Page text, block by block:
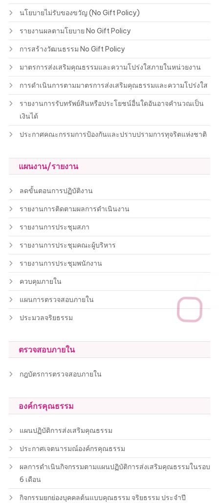
นโยบายไม่รับของขวัญ (No Gift Policy)
รายงานผลตามโยบาย No Gift Policy
การสร้างวัฒนธรรม No Gift Policy
มาตรการส่งเสริมคุณธรรมและความโปร่งใสภายในหน่วยงาน
การดำเนินการตามมาตรการส่งเสริมคุณธรรมและความโปร่งใส
รายงานการรับทรัพย์สินหรือประโยชน์อื่นใดอันอาจคำนวณเป็น
เงินได้
ประกาศคณะกรรมการป้องกันและปราบปรามการทุจริตแห่งชาติ
แผนงาน/รายงาน
ลดขั้นตอนการปฏิบัติงาน
รายงานการติดตามผลการดำเนินงาน
รายงานการประชุมสภา
รายงานการประชุมคณะผู้บริหาร
รายงานการประชุมพนักงาน
ควบคุมภายใน
แผนการตรวจสอบภายใน
ประมวลจริยธรรม
ตรวจสอบภายใน
กฎบัตรการตรวจสอบภายใน
องค์กรคุณธรรม
แผนปฏิบัติการส่งเสริมคุณธรรม
ประกาศเจตนารมณ์องค์กรคุณธรรม
ผลการดำเนินกิจกรรมตามแผนปฏิบัติการส่งเสริมคุณธรรมในรอบ
6 เดือน
กิจกรรมยกย่องบุคคลต้นแบบคุณธรรม จริยธรรม ประจำปี